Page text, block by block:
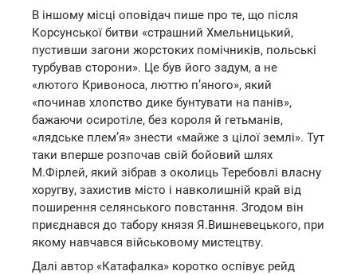
В іншому місці оповідач пише про те, що після
Корсунської битви «страшний Хмельницький,
пустивши загони жорстоких помічників, польські
турбував сторони». Це був його задум, а не
«лютого Кривоноса, люттю п’яного», який
«починав хлопство дике бунтувати на панів»,
бажаючи осиротіле, без короля й гетьманів,
«лядське плем’я» знести «майже з цілої землі». Тут
таки вперше розпочав свій бойовий шлях
М.Фірлей, який зібрав з околиць Теребовлі власну
хоругву, захистив місто і навколишній край від
поширення селянського повстання. Згодом він
приєднався до табору князя Я.Вишневецького, при
якому навчався військовому мистецтву.
Далі автор «Катафалка» коротко оспівує рейд